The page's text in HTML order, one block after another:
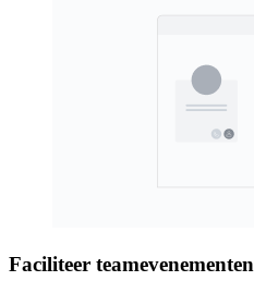
Faciliteer teamevenementen